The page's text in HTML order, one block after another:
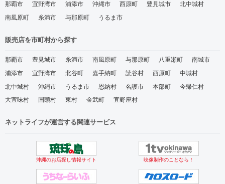
那覇市 宜野湾市 浦添市 沖縄市 西原町 豊見城市
北中城村
南風原町
糸満市 与那原町 うるま市
販売店を市町村から探す
那覇市 豊見城市 糸満市 南風原町 与那原町 八重瀬町
南城市
浦添市
宜野湾市 北谷町 嘉手納町 読谷村 西原町
中城村
北中城村
沖縄市 うるま市 恩納村 名護市 本部町
今帰仁村
大宜味村
国頭村 東村 金武町 宜野座村
ネットライフが運営する関連サービス
沖縄のお店探し情報サイト 映像制作のことなら！